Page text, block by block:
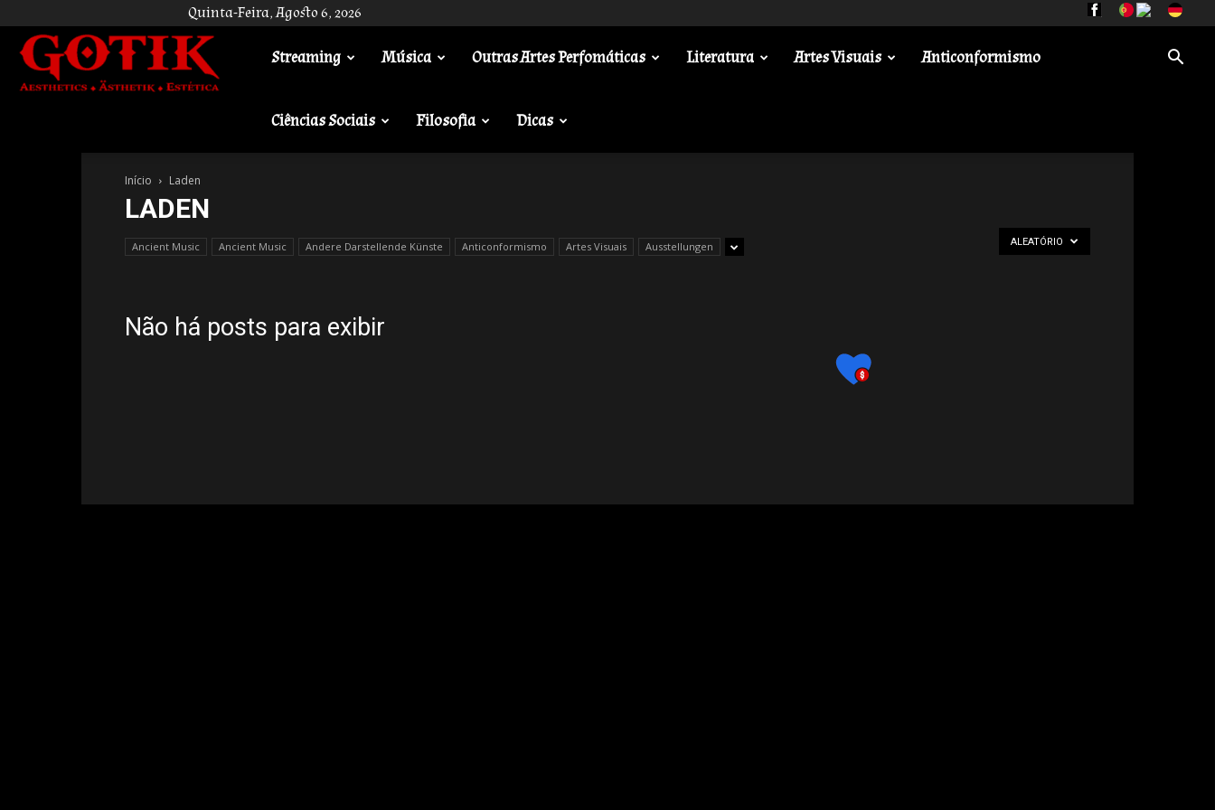
Quinta-Feira, Agosto 6, 2026
Streaming Música Outras Artes Perfomáticas Literatura Artes Visuais Anticonformismo
Ciências Sociais Filosofia Dicas
Início Laden
LADEN
Ancient Music Ancient Music Andere Darstellende Künste Anticonformismo Artes Visuais Ausstellungen ALEATÓRIO
Não há posts para exibir